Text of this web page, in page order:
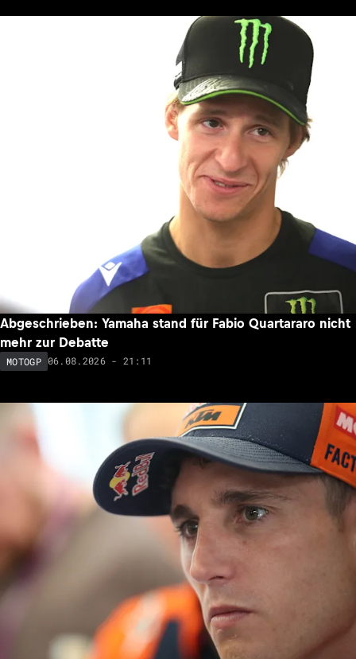
Abgeschrieben: Yamaha stand für Fabio Quartararo nicht
mehr zur Debatte
MOTOGP 06.08.2026 - 21:11